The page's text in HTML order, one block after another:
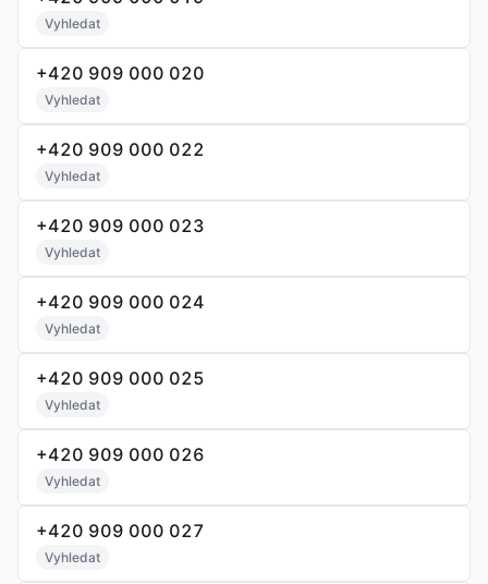
Vyhledat
+420 909 000 020
Vyhledat
+420 909 000 022
Vyhledat
+420 909 000 023
Vyhledat
+420 909 000 024
Vyhledat
+420 909 000 025
Vyhledat
+420 909 000 026
Vyhledat
+420 909 000 027
Vyhledat